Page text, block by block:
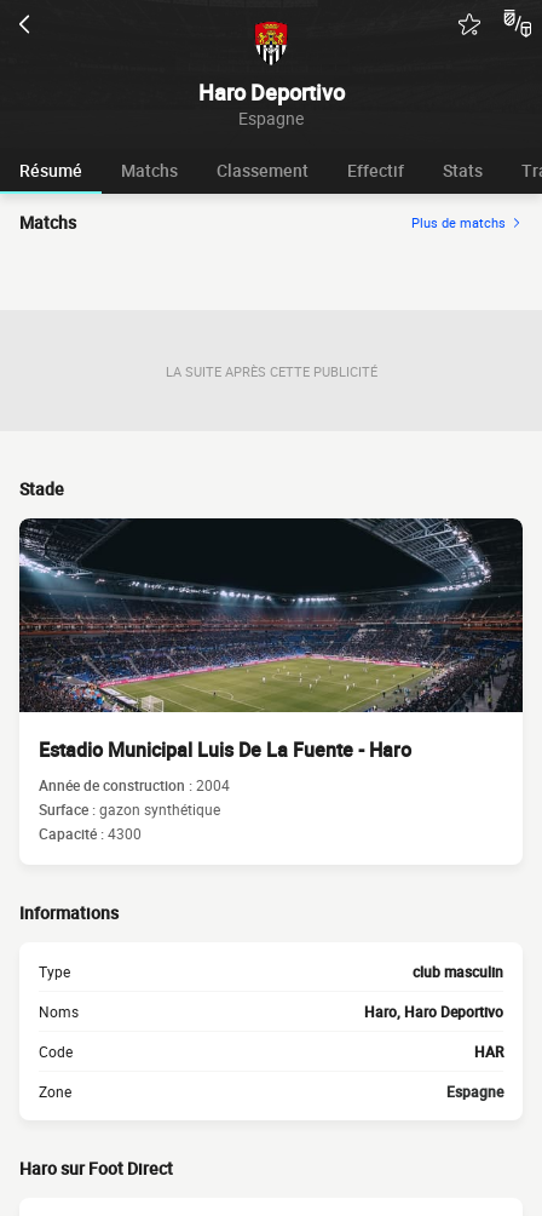
Haro Deportivo
Espagne
Résumé Matchs Classement Effectif Stats
Matchs Plus de matchs
LA SUITE APRÈS CETTE PUBLICITÉ
Stade
Estadio Municipal Luis De La Fuente - Haro
Année de construction :2004
Surface :gazon synthétique
Capacité :4300
Informations
Type club masculin
Noms Haro, Haro Deportivo
Code HAR
Zone Espagne
Haro sur Foot Direct